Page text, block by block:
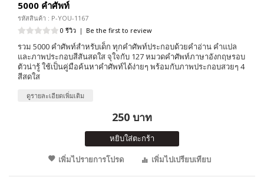
5000 คำศัพท์
รหัสสินค้า : P-YOU-1167
0 รีวิว | Be the first to review
รวม 5000 คำศัพท์สำหรับเด็ก ทุกคำศัพท์ประกอบด้วยคำอ่าน คำแปล
และภาพประกอบสีสันสดใส จุใจกับ 127 หมวดคำศัพท์ภาษาอังกฤษรอบ
ตัวน่ารู้ ใช้เป็นคู่มือค้นหาคำศัพท์ได้ง่ายๆ พร้อมกับภาพประกอบสวยๆ 4
สีสดใส
ดูรายละเอียดเพิ่มเติม
250 บาท
หยิบใส่ตะกร้า
เพิ่มไปรายการโปรด
เพิ่มไปเปรียบเทียบ